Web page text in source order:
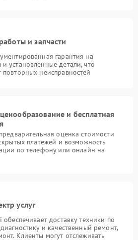
и запчасти
гарантия на
установленные детали, что
неисправностей
и бесплатная
оценка стоимости
платежей и возможность
по телефону или онлайн на
услуг
доставку техники по
и качественный ремонт,
Клиенты могут отслеживать